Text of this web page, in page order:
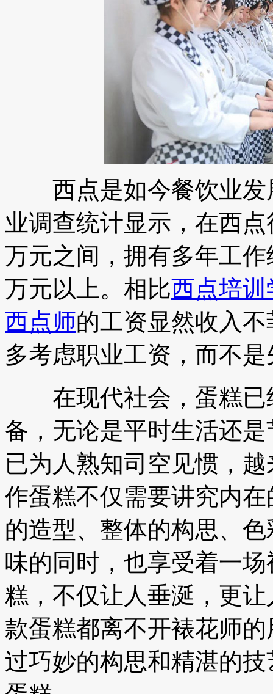
西点是如今餐饮业发
业调查统计显示，在西
万元之间，拥有多年工
万元以上。相比西点培训
西点师的工资显然收入
多考虑职业工资，而不
在现代社会，蛋糕已
备，无论是平时生活还
已为人熟知司空见惯，
作蛋糕不仅需要讲究内
的造型、整体的构思、
味的同时，也享受着一
糕，不仅让人垂涎，更
款蛋糕都离不开裱花师
过巧妙的构思和精湛的